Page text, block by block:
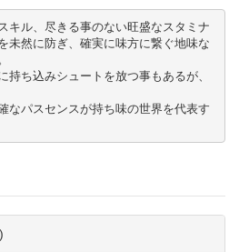
キル、尽きる事のない旺盛なスタミナ
未然に防ぎ、確実に味方に繋ぐ地味な
持ち込みシュートを放つ事もあるが、
なパスセンスが持ち味の世界を代表す